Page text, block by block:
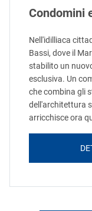
Condomini
Nell'idilliaca
Bassi, dove il
stabilito un
esclusiva. Un
che combina gli
dell'architettura
arricchisce ora